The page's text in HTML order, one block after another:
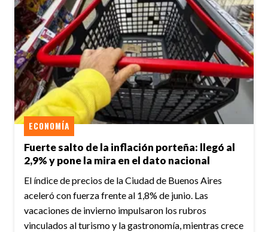
Fuerte salto de la inflación porteña: llegó al
2,9% y pone la mira en el dato nacional
ECONOMÍA
El índice de precios de la Ciudad de Buenos Aires
aceleró con fuerza frente al 1,8% de junio. Las
vacaciones de invierno impulsaron los rubros
vinculados al turismo y la gastronomía, mientras crece